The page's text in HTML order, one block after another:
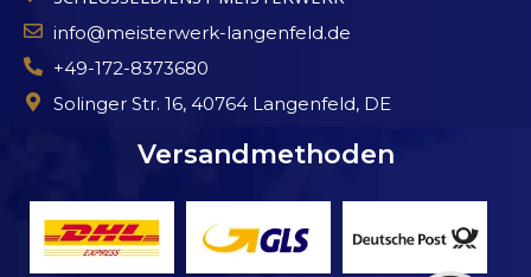
info@meisterwerk-langenfeld.de
+49-172-8373680
Solinger Str. 16, 40764 Langenfeld, DE
Versandmethoden
Kundenbewertungen und Erfahrungen zu
100
%
Empfehlungen auf
SEHR GUT